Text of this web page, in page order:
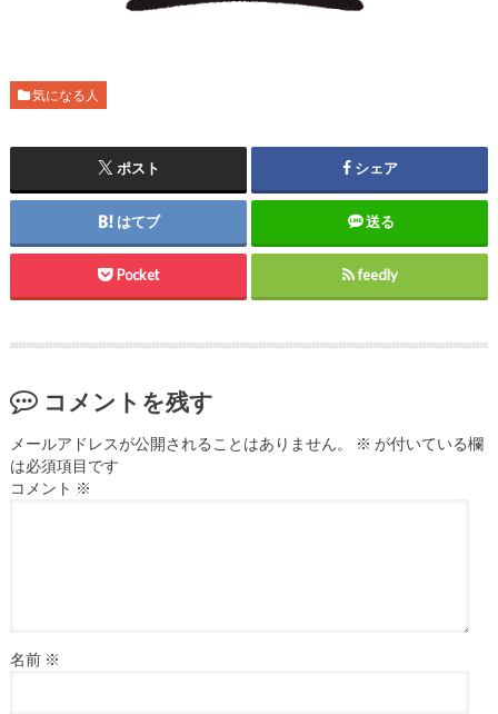
気になる人
ポスト シェア
はてブ 送る
Pocket feedly
コメントを残す
メールアドレスが公開されることはありません。 ※ が付いている欄
は必須項目です
コメント ※
名前 ※